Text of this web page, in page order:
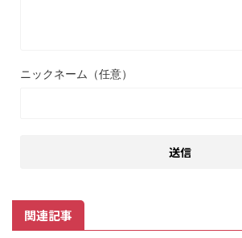
ニックネーム（任意）
関連記事